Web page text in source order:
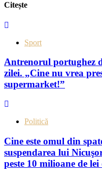
Citește
Sport
Antrenorul portughez
zilei. „Cine nu vrea
supermarket!”
Politică
Cine este omul din
suspendarea lui
peste 10 milioane de